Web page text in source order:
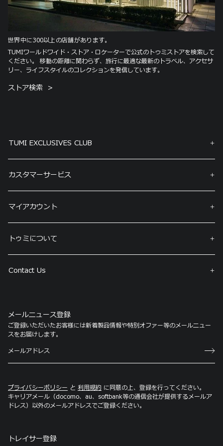
世界中に300以上の店舗があります。
TUMIワールドワイド・ストア・ロケーターで公式のトゥミストアを検索して
ください。 移動の距離に関わらず、旅行に最適な最新のトラベル、アクセサ
リー、ライフスタイルのコレクションを発信しています。
ストア検索
TUMI EXCLUSIVES CLUB
カスタマーサービス
マイアカウント
トゥミについて
Contact Us
メールニュース登録
ご登録いただいたお客様には新着製品情報や特別オファー等のメールニュー
スをお届けします。
プライバシーポリシー と 利用規約 に同意の上、登録を行ってください。
キャリアメール（docomo、au、softbank等の通信会社が提供するメールア
ドレス）以外のメールアドレスでご登録ください。
トレイサー登録